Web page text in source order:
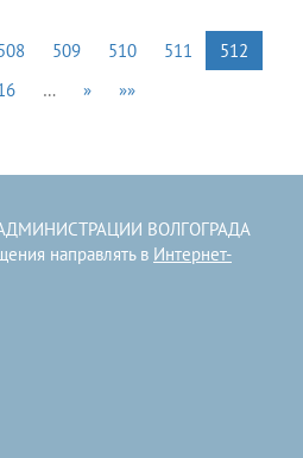
509 510 511
512
… » »»
ВОЛГОГРАДА
направлять в Интернет-